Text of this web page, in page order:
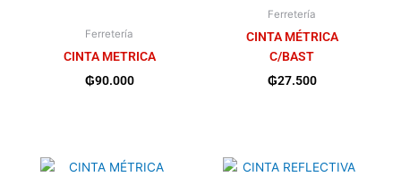
Ferretería
CINTA METRICA
₲90.000
Ferretería
CINTA MÉTRICA
C/BAST
₲27.500